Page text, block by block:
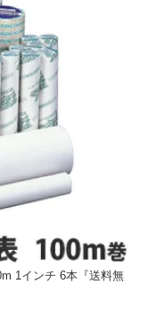
1インチ 6本『送料無